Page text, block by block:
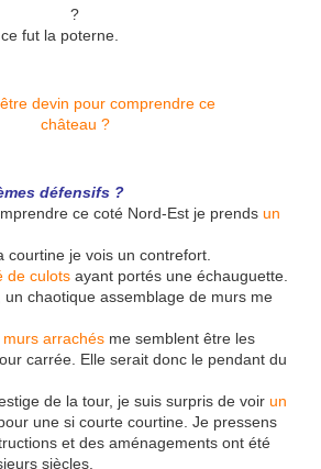
?
fut la poterne.
défensifs ?
ce coté Nord-Est je prends un
courtine je vois un contrefort.
de culots ayant portés une échauguette.
, un chaotique assemblage de murs me
murs arrachés me semblent être les
carrée. Elle serait donc le pendant du
de la tour, je suis surpris de voir un
une si courte courtine. Je pressens
et des aménagements ont été
siècles.